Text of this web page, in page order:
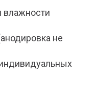
влажности
не